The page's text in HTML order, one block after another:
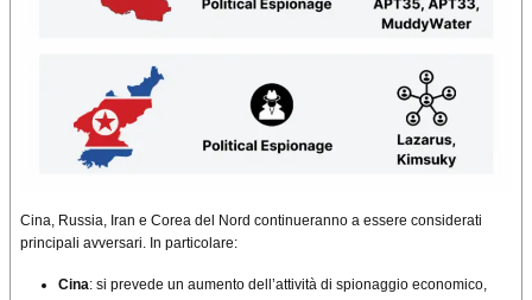
Cina, Russia, Iran e Corea del Nord continueranno a essere considerati
principali avversari. In particolare:
Cina: si prevede un aumento dell’attività di spionaggio economico,